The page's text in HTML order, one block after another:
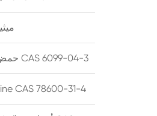
3-Methoxycinnamic حمض CAS 6099-04-3
CAS 78600-31-4